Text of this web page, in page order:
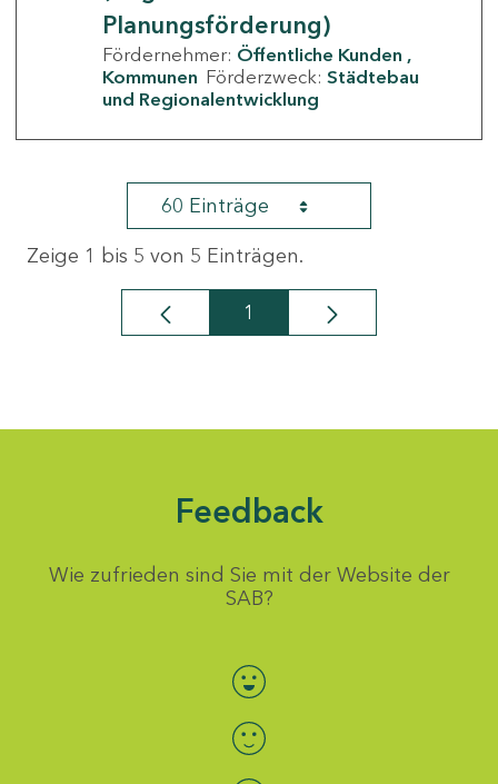
Planungsförderung)
Fördernehmer: Öffentliche Kunden
Kommunen Förderzweck: Städtebau
und Regionalentwicklung
60 Einträge
Zeige 1 bis 5 von 5 Einträgen.
Seite
1
Feedback
Wie zufrieden sind Sie mit der Website der
SAB?
Bewertung auswählen